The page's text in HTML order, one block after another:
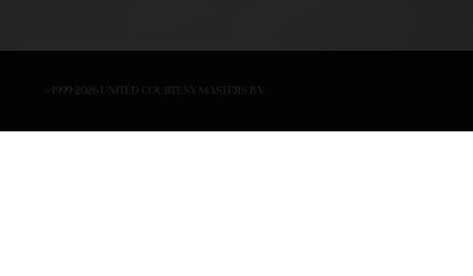
© 1999-2026 United Courtesy Masters B.V.